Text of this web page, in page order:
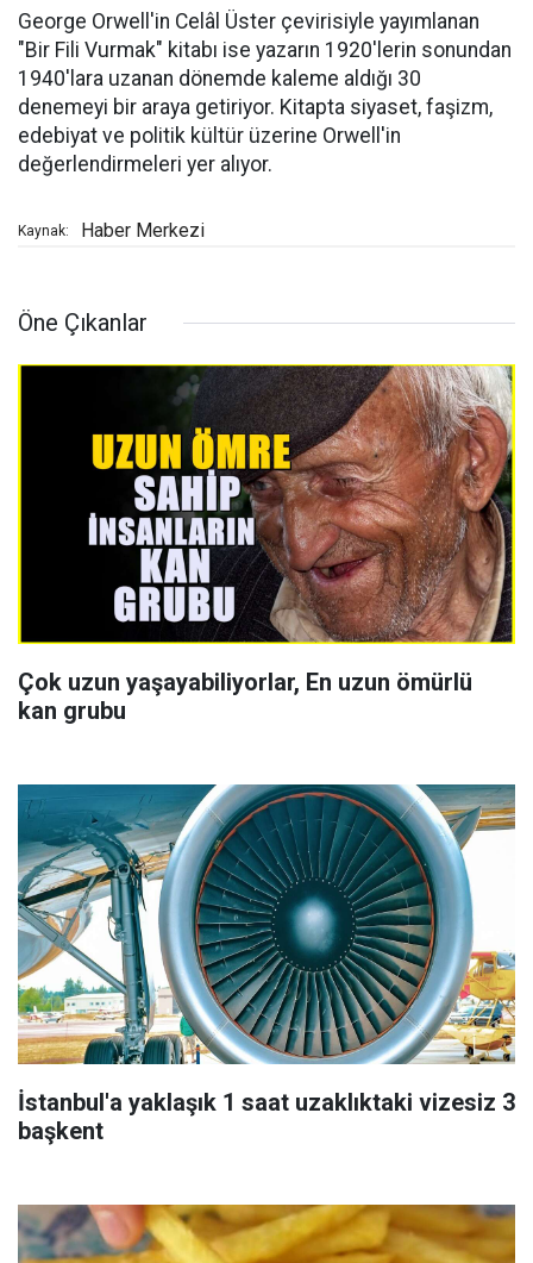
George Orwell'in Celâl Üster çevirisiyle yayımlanan
"Bir Fili Vurmak" kitabı ise yazarın 1920'lerin sonundan
1940'lara uzanan dönemde kaleme aldığı 30
denemeyi bir araya getiriyor. Kitapta siyaset, faşizm,
edebiyat ve politik kültür üzerine Orwell'in
değerlendirmeleri yer alıyor.
Kaynak: Haber Merkezi
Öne Çıkanlar
Çok uzun yaşayabiliyorlar, En uzun ömürlü
kan grubu
İstanbul'a yaklaşık 1 saat uzaklıktaki vizesiz 3
başkent